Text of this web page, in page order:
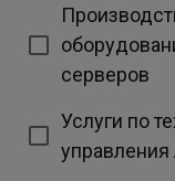
серверов
Услуги по